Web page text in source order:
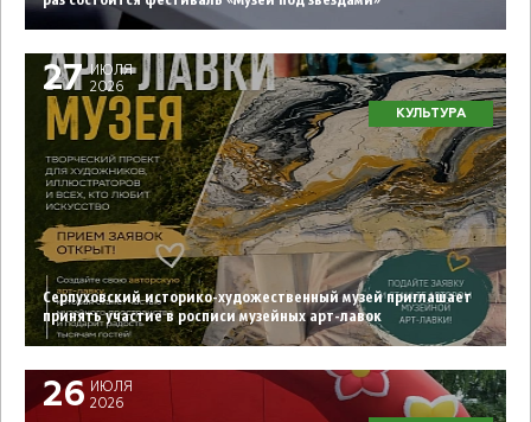
27 ИЮЛЯ
2026
КУЛЬТУРА
Серпуховский историко-художественный музей приглашает
принять участие в росписи музейных арт-лавок
26
ИЮЛЯ
2026